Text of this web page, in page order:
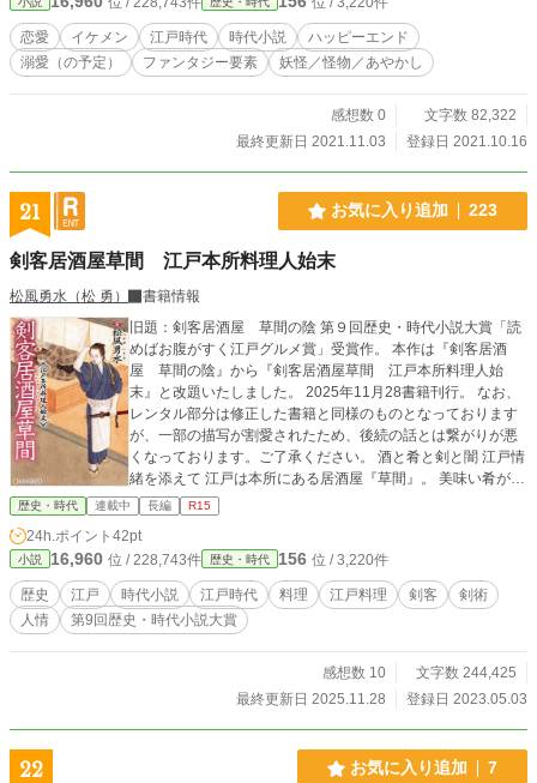
ので、ヒロインの年齢を１４歳くらい とイメージして頂けた
ら有難いです。
恋愛 イケメン 江戸時代 時代小説
ハッピーエンド
溺愛（の予定）
ファンタジー要素 妖怪／怪物／あやかし
感想数 0
文字数 82,322
最終更新日 2021.11.03
登録日 2021.10.16
21 お気に入り追加 223
剣客居酒屋草間 江戸本所料理人始末
松風勇水（松 勇）
書籍情報
旧題：剣客居酒屋 草間の陰 第９回歴史・時代小説大賞「読
めばお腹がすく江戸グルメ賞」受賞作。 本作は『剣客居酒
屋 草間の陰』から『剣客居酒屋草間 江戸本所料理人始
末』と改題いたしました。 2025年11月28書籍刊行。 なお、
レンタル部分は修正した書籍と同様のものとなっております
が、一部の描写が割愛されたため、後続の話とは繋がりが悪
くなっております。ご了承ください。 酒と肴と剣と闇 江戸情
緒を添えて 江戸は本所にある居酒屋『草間』。 美味い肴が食
えるということで有名なこの店の主人は、絶世の色男にし
て、無双の剣客でもある。 自分のことをほとんど話さないこ
の男、冬吉には実は隠された壮絶な過去があった。 多くの江
戸の人々と関わり、その舌を満足させながら、剣の腕でも
人々を救う。 その慌し日々の中で、己の過去と江戸の闇に巣
食う者たちとの浅からぬ因縁に気付いていく。 店の奉公人や
常連客と共に江戸を救う、包丁人にして剣客、冬吉の物語。
歴史・時代 連載中 長編 R15
24h.ポイント 42pt
小説 16,960 位 / 228,743件 歴史・時代 156 位 / 3,220件
歴史 江戸 時代小説 江戸時代 料理 江戸料理 剣客
剣術
人情
第9回歴史・時代小説大賞
感想数 10
文字数 244,425
最終更新日 2025.11.28
登録日 2023.05.03
22 お気に入り追加 7